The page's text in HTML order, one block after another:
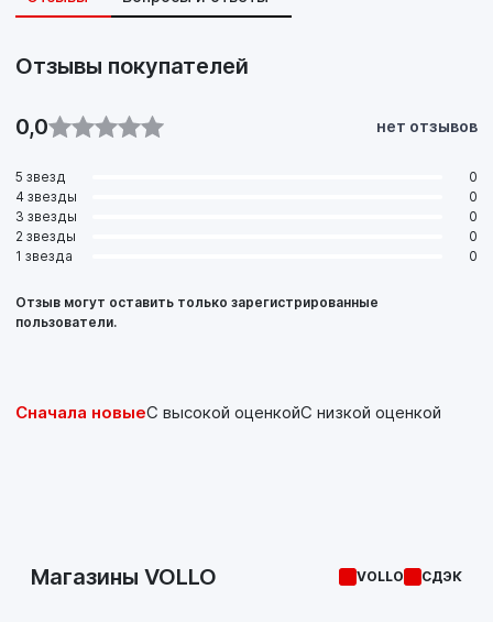
Отзывы покупателей
0,0 нет отзывов
5 звезд
0
4 звезды
0
3 звезды
0
2 звезды
0
1 звезда
0
Отзыв могут оставить только зарегистрированные
пользователи.
Сначала новыеС высокой оценкойС низкой оценкой
Магазины VOLLO VOLLO СДЭК